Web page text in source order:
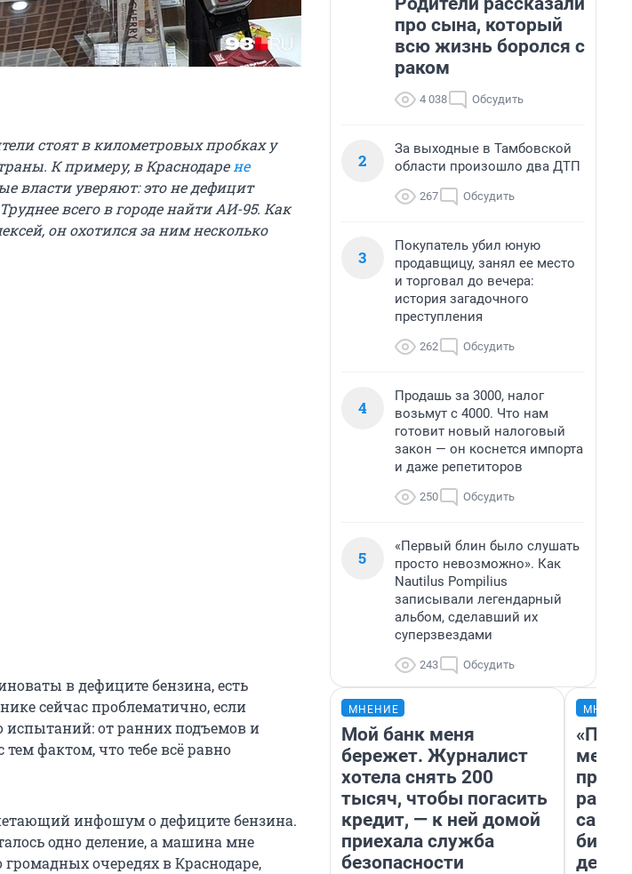
стоят в километровых пробках у
К примеру, в Краснодаре не
власти уверяют: это не дефицит
всего в городе найти АИ-95. Как
он охотился за ним несколько
в дефиците бензина, есть
сейчас проблематично, если
от ранних подъемов и
фактом, что тебе всё равно
инфошум о дефиците бензина.
одно деление, а машина мне
очередях в Краснодаре,
про сына, который
всю жизнь боролся с
раком
4 038 Обсудить
2
За выходные в Тамбовской
области произошло два ДТП
267 Обсудить
3
Покупатель убил юную
продавщицу, занял ее место
и торговал до вечера:
история загадочного
преступления
262 Обсудить
4
Продашь за 3000, налог
возьмут с 4000. Что нам
готовит новый налоговый
закон — он коснется импорта
и даже репетиторов
250 Обсудить
5
«Первый блин было слушать
просто невозможно». Как
Nautilus Pompilius
записывали легендарный
альбом, сделавший их
суперзвездами
243 Обсудить
МНЕНИЕ
Мой банк меня
бережет. Журналист
хотела снять 200
тысяч, чтобы погасить
кредит, — к ней домой
приехала служба
безопасности